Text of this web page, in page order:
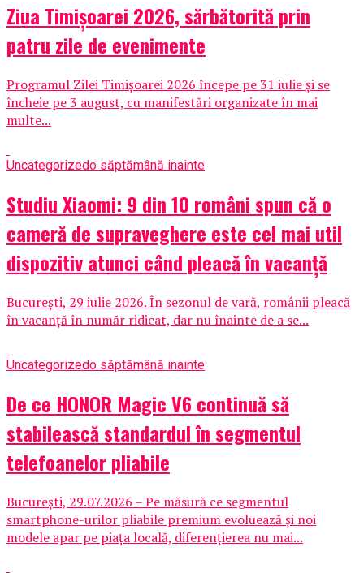
Ziua Timișoarei 2026, sărbătorită prin
patru zile de evenimente
Programul Zilei Timișoarei 2026 începe pe 31 iulie și se
încheie pe 3 august, cu manifestări organizate în mai
multe...
Uncategorizedo săptămână inainte
Studiu Xiaomi: 9 din 10 români spun că o
cameră de supraveghere este cel mai util
dispozitiv atunci când pleacă în vacanță
București, 29 iulie 2026. În sezonul de vară, românii pleacă
în vacanță în număr ridicat, dar nu înainte de a se...
Uncategorizedo săptămână inainte
De ce HONOR Magic V6 continuă să
stabilească standardul în segmentul
telefoanelor pliabile
București, 29.07.2026 – Pe măsură ce segmentul
smartphone-urilor pliabile premium evoluează și noi
modele apar pe piața locală, diferențierea nu mai...